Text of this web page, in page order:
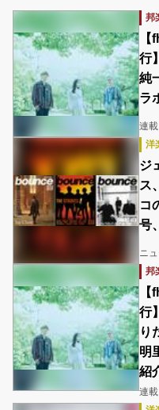
邦
行
純
ラ
連載
洋
ジ
ス
コ
号
ニ
邦
行
り
明
紹
連載